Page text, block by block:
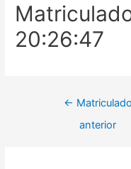
20:26:47
← Matriculado
anterior